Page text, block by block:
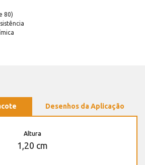
80)
Desenhos da Aplicação
Altura
1,20 cm